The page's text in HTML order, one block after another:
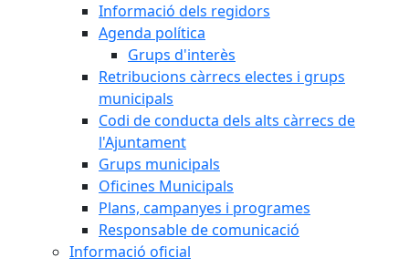
Informació dels regidors
Agenda política
Grups d'interès
Retribucions càrrecs electes i grups
municipals
Codi de conducta dels alts càrrecs de
l'Ajuntament
Grups municipals
Oficines Municipals
Plans, campanyes i programes
Responsable de comunicació
Informació oficial